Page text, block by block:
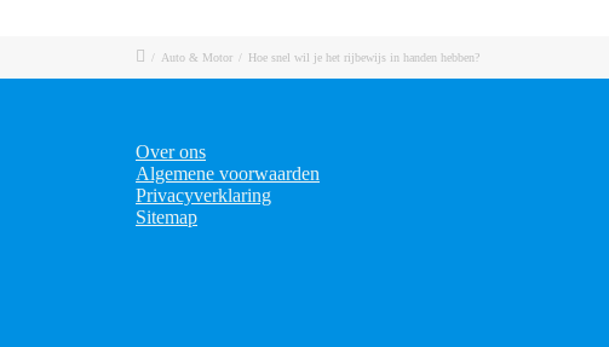
/ Auto & Motor / Hoe snel wil je het rijbewijs in handen hebben?
Over ons
Algemene voorwaarden
Privacyverklaring
Sitemap